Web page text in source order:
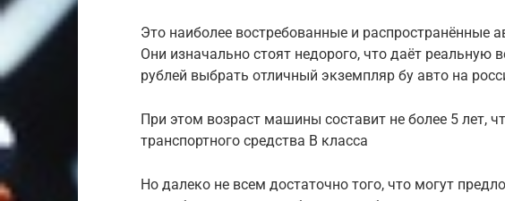
Это наиболее востребованные и распространённые
Они изначально стоят недорого, что даёт реальную
рублей выбрать отличный экземпляр бу авто на
При этом возраст машины составит не более 5 лет,
транспортного средства B класса
Но далеко не всем достаточно того, что могут